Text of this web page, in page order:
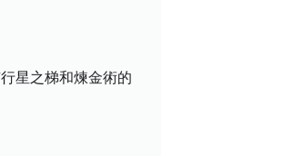
星之梯和煉金術的